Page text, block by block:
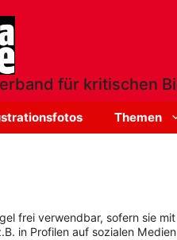
für kritischen
Themen
frei verwendbar, sofern sie
in Profilen auf sozialen